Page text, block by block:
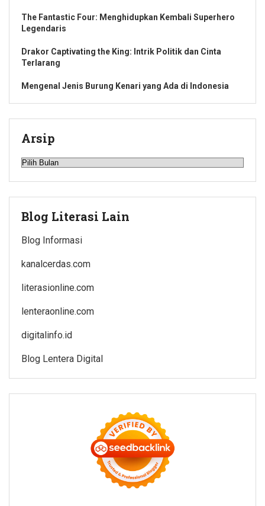
The Fantastic Four: Menghidupkan Kembali Superhero
Legendaris
Drakor Captivating the King: Intrik Politik dan Cinta
Terlarang
Mengenal Jenis Burung Kenari yang Ada di Indonesia
Arsip
Arsip
Blog Literasi Lain
Blog Informasi
kanalcerdas.com
literasionline.com
lenteraonline.com
digitalinfo.id
Blog Lentera Digital